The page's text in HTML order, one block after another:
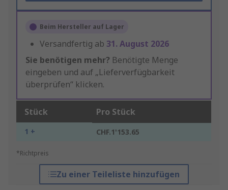
Beim Hersteller auf Lager
Versandfertig ab 31. August 2026
Sie benötigen mehr? Benötigte Menge
eingeben und auf „Lieferverfügbarkeit
überprüfen“ klicken.
Stück Pro Stück
1 + CHF.1'153.65
*Richtpreis
Zu einer Teileliste hinzufügen